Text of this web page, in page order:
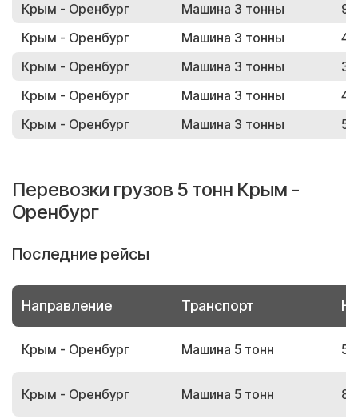
Крым - Оренбург Машина 3 тонны
Крым - Оренбург
Машина 3 тонны
Крым - Оренбург
Машина 3 тонны
Крым - Оренбург
Машина 3 тонны
Крым - Оренбург
Машина 3 тонны
Перевозки грузов 5 тонн Крым -
Оренбург
Последние рейсы
Направление Транспорт
Крым - Оренбург Машина 5 тонн
Крым - Оренбург Машина 5 тонн